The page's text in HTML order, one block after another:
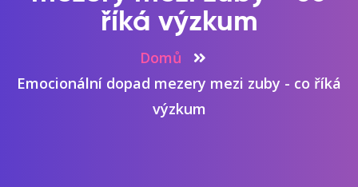
říká výzkum
Domů
Emocionální dopad mezery mezi zuby - co říká
výzkum